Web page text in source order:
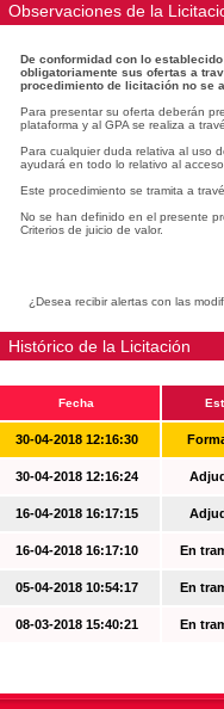
Observaciones de la
De conformidad con lo
obligatoriamente sus ofertas a
procedimiento de licitación no se
Para presentar su oferta deberán
plataforma y al GPA se realiza a
Para cualquier duda relativa al uso
ayudará en todo lo relativo al
Este procedimiento se tramita a
No se han definido en el presente
Criterios de juicio de valor.
¿Desea recibir alertas con las
Histórico de la Licitación
Fecha
30-04-2018 12:16:30
30-04-2018 12:16:24
16-04-2018 16:17:15
16-04-2018 16:17:10 En
05-04-2018 10:54:17 En
08-03-2018 15:40:21 En